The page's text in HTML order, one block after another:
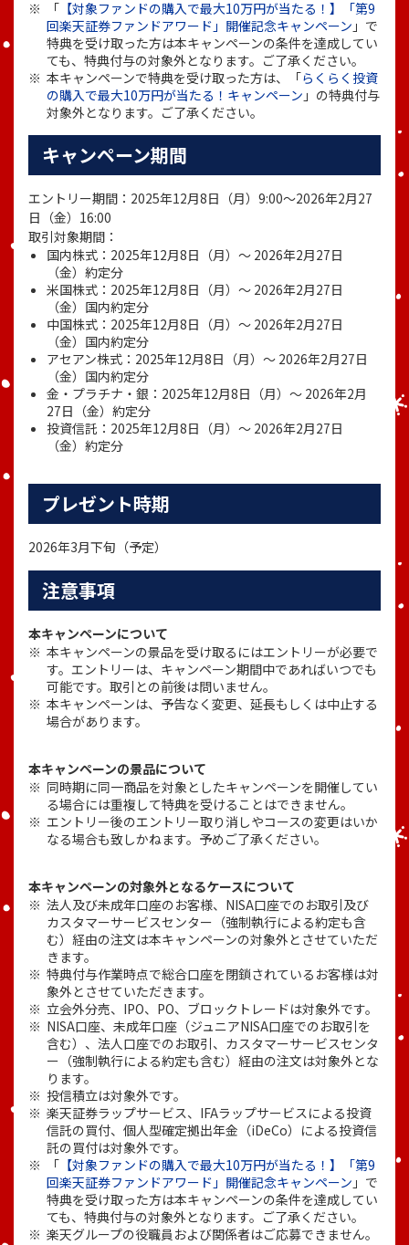
「【対象ファンドの購入で最大10万円が当たる！】「第9
回楽天証券ファンドアワード」開催記念キャンペーン 」で
特典を受け取った方は本キャンペーンの条件を達成してい
ても、特典付与の対象外となります。ご了承ください。
本キャンペーンで特典を受け取った方は、「らくらく投資
の購入で最大10万円が当たる！キャンペーン 」の特典付与
対象外となります。ご了承ください。
キャンペーン期間
エントリー期間：2025年12月8日（月）9:00～2026年2月27
日（金）16:00
取引対象期間：
国内株式：2025年12月8日（月）～ 2026年2月27日
（金）約定分
米国株式：2025年12月8日（月）～ 2026年2月27日
（金）国内約定分
中国株式：2025年12月8日（月）～ 2026年2月27日
（金）国内約定分
アセアン株式：2025年12月8日（月）～ 2026年2月27日
（金）国内約定分
金・プラチナ・銀：2025年12月8日（月）～ 2026年2月
27日（金）約定分
投資信託：2025年12月8日（月）～ 2026年2月27日
（金）約定分
プレゼント時期
2026年3月下旬（予定）
注意事項
本キャンペーンについて
本キャンペーンの景品を受け取るにはエントリーが必要で
す。エントリーは、キャンペーン期間中であればいつでも
可能です。取引との前後は問いません。
本キャンペーンは、予告なく変更、延長もしくは中止する
場合があります。
本キャンペーンの景品について
同時期に同一商品を対象としたキャンペーンを開催してい
る場合には重複して特典を受けることはできません。
エントリー後のエントリー取り消しやコースの変更はいか
なる場合も致しかねます。予めご了承ください。
本キャンペーンの対象外となるケースについて
法人及び未成年口座のお客様、NISA口座でのお取引及び
カスタマーサービスセンター（強制執行による約定も含
む）経由の注文は本キャンペーンの対象外とさせていただ
きます。
特典付与作業時点で総合口座を閉鎖されているお客様は対
象外とさせていただきます。
立会外分売、IPO、PO、ブロックトレードは対象外です。
NISA口座、未成年口座（ジュニアNISA口座でのお取引を
含む）、法人口座でのお取引、カスタマーサービスセンタ
ー（強制執行による約定も含む）経由の注文は対象外とな
ります。
投信積立は対象外です。
楽天証券ラップサービス、IFAラップサービスによる投資
信託の買付、個人型確定拠出年金（iDeCo）による投資信
託の買付は対象外です。
「【対象ファンドの購入で最大10万円が当たる！】「第9
回楽天証券ファンドアワード」開催記念キャンペーン 」で
特典を受け取った方は本キャンペーンの条件を達成してい
ても、特典付与の対象外となります。ご了承ください。
楽天グループの役職員および関係者はご応募できません。